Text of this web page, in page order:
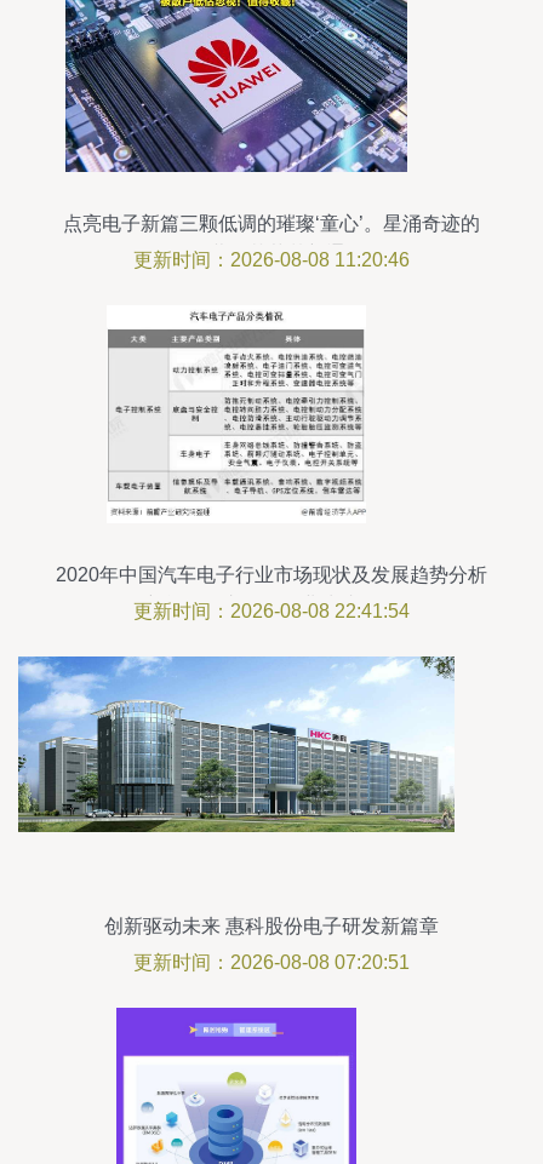
点亮电子新篇三颗低调的璀璨‘童心’。星涌奇迹的
召唤揭幕！芯草梦新通显秘',
更新时间：2026-08-08 11:20:46
2020年中国汽车电子行业市场现状及发展趋势分析
新能源汽车驱动行业快速前行
更新时间：2026-08-08 22:41:54
创新驱动未来 惠科股份电子研发新篇章
更新时间：2026-08-08 07:20:51